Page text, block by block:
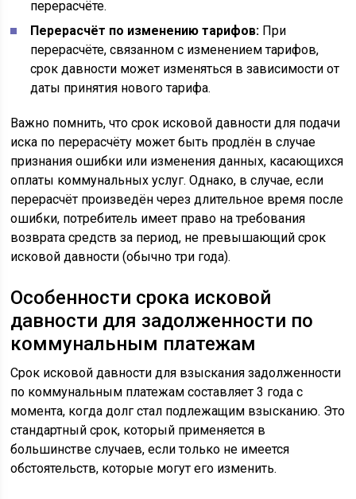
перерасчёте.
Перерасчёт по изменению тарифов: При
перерасчёте, связанном с изменением тарифов,
срок давности может изменяться в зависимости от
даты принятия нового тарифа.
Важно помнить, что срок исковой давности для подачи
иска по перерасчёту может быть продлён в случае
признания ошибки или изменения данных, касающихся
оплаты коммунальных услуг. Однако, в случае, если
перерасчёт произведён через длительное время после
ошибки, потребитель имеет право на требования
возврата средств за период, не превышающий срок
исковой давности (обычно три года).
Особенности срока исковой
давности для задолженности по
коммунальным платежам
Срок исковой давности для взыскания задолженности
по коммунальным платежам составляет 3 года с
момента, когда долг стал подлежащим взысканию. Это
стандартный срок, который применяется в
большинстве случаев, если только не имеется
обстоятельств, которые могут его изменить.